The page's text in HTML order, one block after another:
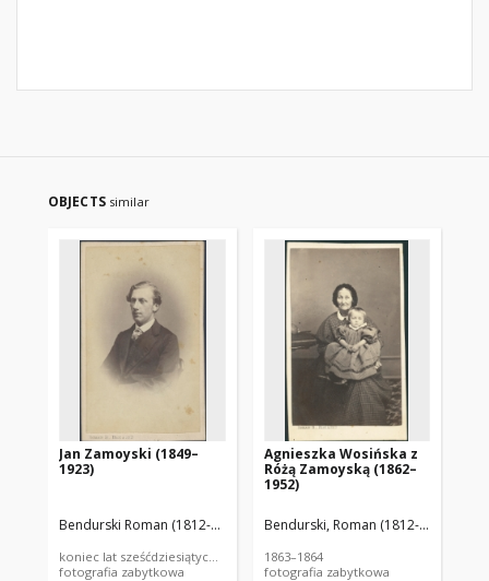
OBJECTS similar
Jan Zamoyski (1849–
1923)
Bendurski Roman (1812-1876) (Roman B...)
koniec lat sześćdziesiątych XIX wieku
fotografia zabytkowa
Agnieszka Wosińska z
Różą Zamoyską (1862–
1952)
Bendurski, Roman (1812-1876)
1863–1864
fotografia zabytkowa